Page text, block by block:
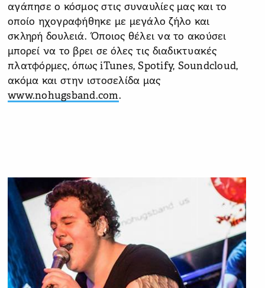
αγάπησε ο κόσμος στις συναυλίες μας και το
οποίο ηχογραφήθηκε με μεγάλο ζήλο και
σκληρή δουλειά. Όποιος θέλει να το ακούσει
μπορεί να το βρει σε όλες τις διαδικτυακές
πλατφόρμες, όπως iTunes, Spotify, Soundcloud,
ακόμα και στην ιστοσελίδα μας
www.nohugsband.com.